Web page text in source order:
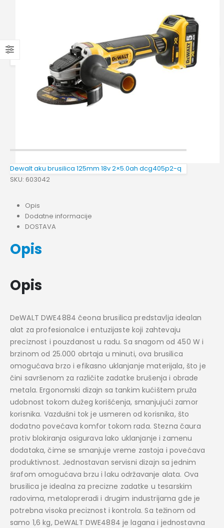
Dewalt aku brusilica 125mm 18v 2×5.0ah dcg405p2-q
SKU: 603042
Opis
Dodatne informacije
DOSTAVA
Opis
Opis
DeWALT DWE4884 čeona brusilica predstavlja idealan
alat za profesionalce i entuzijaste koji zahtevaju
preciznost i pouzdanost u radu. Sa snagom od 450 W i
brzinom od 25.000 obrtaja u minuti, ova brusilica
omogućava brzo i efikasno uklanjanje materijala, što je
čini savršenom za različite zadatke brušenja i obrade
metala. Ergonomski dizajn sa tankim kućištem pruža
udobnost tokom dužeg korišćenja, smanjujući zamor
korisnika. Vazdušni tok je usmeren od korisnika, što
dodatno povećava komfor tokom rada. Stezna čaura
protiv blokiranja osigurava lako uklanjanje i zamenu
dodataka, čime se smanjuje vreme zastoja i povećava
produktivnost. Jednostavan servisni dizajn sa jednim
šrafom omogućava brzu i laku održavanje alata. Ova
brusilica je idealna za precizne zadatke u tesarskim
radovima, metalopreradi i drugim industrijama gde je
potrebna visoka preciznost i kontrola. Sa težinom od
samo 1,6 kg, DeWALT DWE4884 je lagana i jednostavna